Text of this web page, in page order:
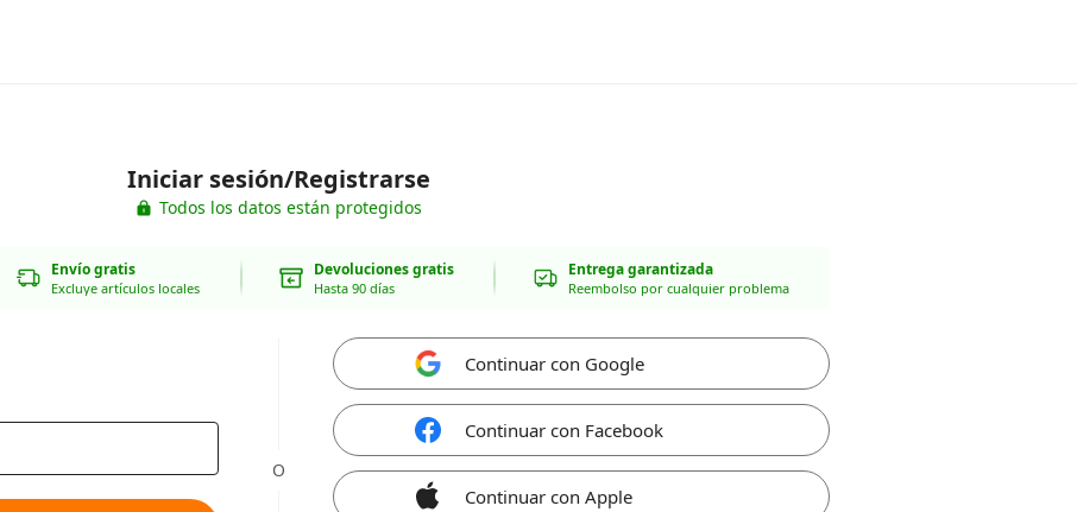
Iniciar sesión/Registrarse
Todos los datos están protegidos
Envío gratis
Excluye artículos locales
Devoluciones gratis
Hasta 90 días
Entrega garantizada
Reembolso por cualquier problema
O
Continuar con Google
Continuar con Facebook
Continuar con Apple